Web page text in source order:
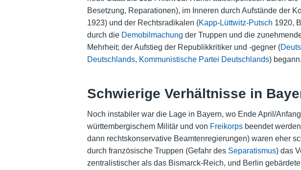
Besetzung, Reparationen), im Inneren durch Aufstände der
1923) und der Rechtsradikalen (Kapp-Lüttwitz-Putsch 1920,
durch die Demobilmachung der Truppen und die
Mehrheit; der Aufstieg der Republikkritiker und -gegner (
Deutschlands, Kommunistische Partei Deutschlands) begann.
Schwierige Verhältnisse in
Noch instabiler war die Lage in Bayern, wo Ende April/
württembergischem Militär und von Freikorpsbeendet
dann rechtskonservative Beamtenregierungen) waren eher
durch französische Truppen (Gefahr des Separatismus) das
zentralistischer als das Bismarck-Reich, und Berlin